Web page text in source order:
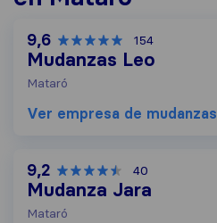
9,6 154
Mudanzas Leo
Mataró
Ver empresa de mudanzas
9,2 40
Mudanza Jara
Mataró